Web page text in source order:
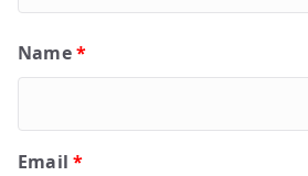
Name*
Email*